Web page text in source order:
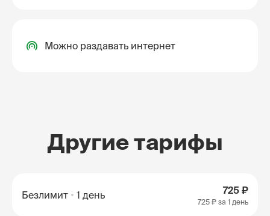
Можно раздавать интернет
Другие тарифы
Безлимит 1 день 725 ₽
725 ₽ за 1 день